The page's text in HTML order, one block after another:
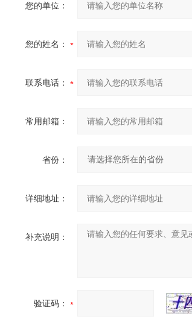
您的单位：
您的姓名：
联系电话：
常用邮箱：
省份：
详细地址：
补充说明：
验证码：